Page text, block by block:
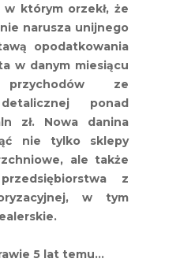
w którym orzekł, że
narusza unijnego
opodatkowania
w danym miesiącu
przychodów ze
ponad
zł. Nowa danina
nie tylko sklepy
ale także
z
w tym
5 lat temu…